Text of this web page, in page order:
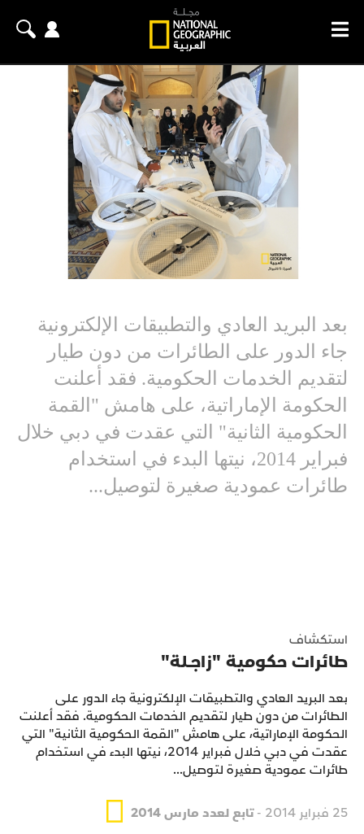
بعد البريد العادي والتطبيقات الإلكترونية
جاء الدور على الطائرات من دون طيار
لتقديم الخدمات الحكومية. فقد أعلنت
الحكومة الإماراتية، على هامش "القمة
الحكومية الثانية" التي عقدت في دبي خلال
فبراير 2014، نيتها البدء في استخدام
طائرات عمودية صغيرة لتوصيل...
استكشاف
طائرات حكومية "زاجــلة"
بعد البريد العادي والتطبيقات الإلكترونية جاء الدور على
الطائرات من دون طيار لتقديم الخدمات الحكومية. فقد أعلنت
الحكومة الإماراتية، على هامش "القمة الحكومية الثانية" التي
عقدت في دبي خلال فبراير 2014، نيتها البدء في استخدام
طائرات عمودية صغيرة لتوصيل...
25 فبراير 2014 -
تابع لعدد مارس 2014